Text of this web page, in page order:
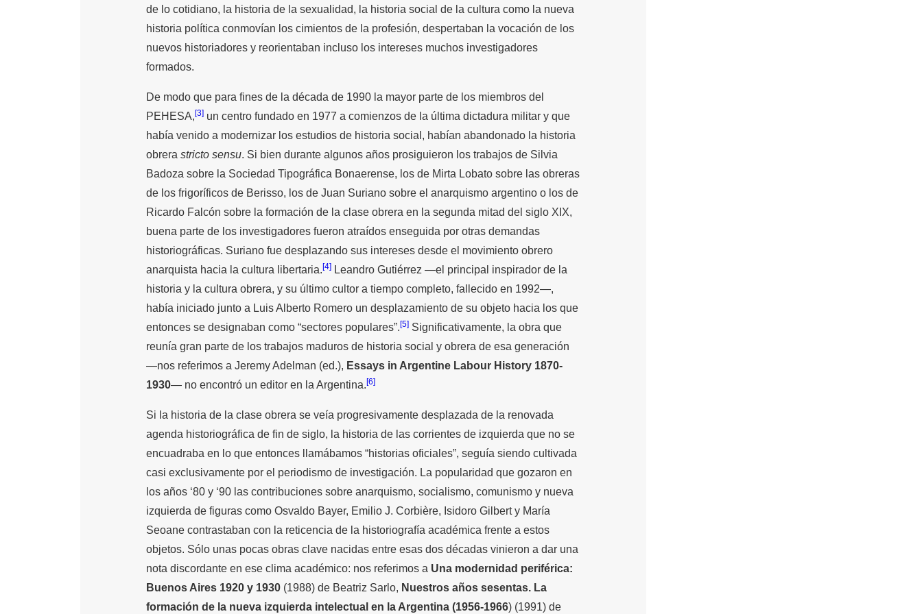
de lo cotidiano, la historia de la sexualidad, la historia social de la cultura como la nueva
historia política conmovían los cimientos de la profesión, despertaban la vocación de los
nuevos historiadores y reorientaban incluso los intereses muchos investigadores
formados.
De modo que para fines de la década de 1990 la mayor parte de los miembros del
PEHESA, [3] un centro fundado en 1977 a comienzos de la última dictadura militar y que
había venido a modernizar los estudios de historia social, habían abandonado la historia
obrera stricto sensu. Si bien durante algunos años prosiguieron los trabajos de Silvia
Badoza sobre la Sociedad Tipográfica Bonaerense, los de Mirta Lobato sobre las obreras
de los frigoríficos de Berisso, los de Juan Suriano sobre el anarquismo argentino o los de
Ricardo Falcón sobre la formación de la clase obrera en la segunda mitad del siglo XIX,
buena parte de los investigadores fueron atraídos enseguida por otras demandas
historiográficas. Suriano fue desplazando sus intereses desde el movimiento obrero
anarquista hacia la cultura libertaria. [4] Leandro Gutiérrez —el principal inspirador de la
historia y la cultura obrera, y su último cultor a tiempo completo, fallecido en 1992—,
había iniciado junto a Luis Alberto Romero un desplazamiento de su objeto hacia los que
entonces se designaban como “sectores populares”. [5] Significativamente, la obra que
reunía gran parte de los trabajos maduros de historia social y obrera de esa generación
—nos referimos a Jeremy Adelman (ed.), Essays in Argentine Labour History 1870-
1930— no encontró un editor en la Argentina. [6]
Si la historia de la clase obrera se veía progresivamente desplazada de la renovada
agenda historiográfica de fin de siglo, la historia de las corrientes de izquierda que no se
encuadraba en lo que entonces llamábamos “historias oficiales”, seguía siendo cultivada
casi exclusivamente por el periodismo de investigación. La popularidad que gozaron en
los años ‘80 y ‘90 las contribuciones sobre anarquismo, socialismo, comunismo y nueva
izquierda de figuras como Osvaldo Bayer, Emilio J. Corbière, Isidoro Gilbert y María
Seoane contrastaban con la reticencia de la historiografía académica frente a estos
objetos. Sólo unas pocas obras clave nacidas entre esas dos décadas vinieron a dar una
nota discordante en ese clima académico: nos referimos a Una modernidad periférica:
Buenos Aires 1920 y 1930 (1988) de Beatriz Sarlo, Nuestros años sesentas. La
formación de la nueva izquierda intelectual en la Argentina (1956-1966) (1991) de